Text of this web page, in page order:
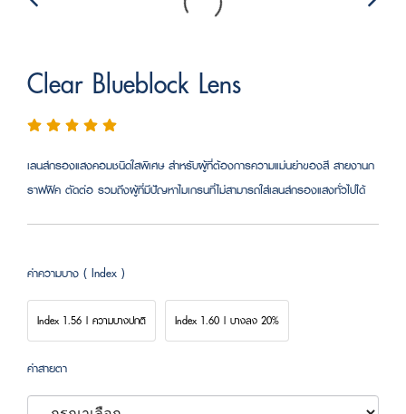
Clear Blueblock Lens
เลนส์กรองแสงคอมชนิดใสพิเศษ สำหรับผู้ที่ต้องการความแม่นยำของสี สายงานก
ราฟฟิค ตัดต่อ รวมถึงผู้ที่มีปัญหาไมเกรนที่ไม่สามารถใส่เลนส์กรองแสงทั่วไปได้
ค่าความบาง ( Index )
Index 1.56 | ความบางปกติ Index 1.60 | บางลง 20%
ค่าสายตา